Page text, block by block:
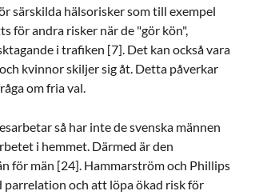
särskilda hälsorisker som till exempel
för andra risker när de "gör kön",
i trafiken [7]. Det kan också vara
kvinnor skiljer sig åt. Detta påverkar
om fria val.
så har inte de svenska männen
i hemmet. Därmed är den
för män [24]. Hammarström och Phillips
parrelation och att löpa ökad risk för